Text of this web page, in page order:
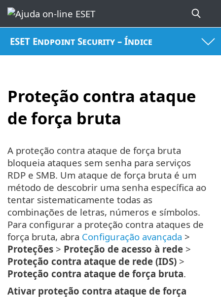
ESET Endpoint Security – Índice
Proteção contra ataque
de força bruta
A proteção contra ataque de força bruta
bloqueia ataques sem senha para serviços
RDP e SMB. Um ataque de força bruta é um
método de descobrir uma senha específica ao
tentar sistematicamente todas as
combinações de letras, números e símbolos.
Para configurar a proteção contra ataques de
força bruta, abra Configuração avançada >
Proteções > Proteção de acesso à rede >
Proteção contra ataque de rede (IDS) >
Proteção contra ataque de força bruta.
Ativar proteção contra ataque de força